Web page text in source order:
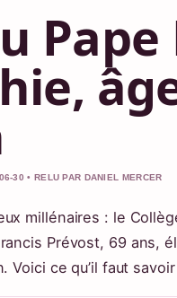
Pape
30 • RELU PAR DANIEL MERCER
millénaires : le
Prévost, 69 ans,
Voici ce qu’il faut